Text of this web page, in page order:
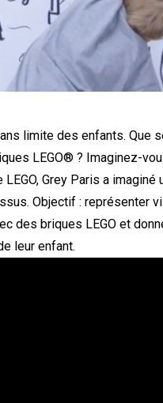
limite des enfants. Que
LEGO® ? Imaginez-
Grey Paris a
Objectif : représenter
des briques LEGO et
leur enfant.